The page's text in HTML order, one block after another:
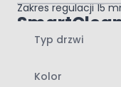
Zakres regulacji 15
Powierzchnie z tą
Typ drzwi
Kolor